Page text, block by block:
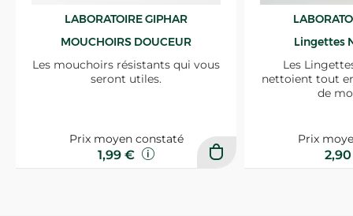
LABORATOIRE GIPHAR
MOUCHOIRS DOUCEUR
Les mouchoirs résistants qui vous
seront utiles.
Prix moyen constaté
1,99 €
Lingettes
Les
nettoient tout
de
Prix